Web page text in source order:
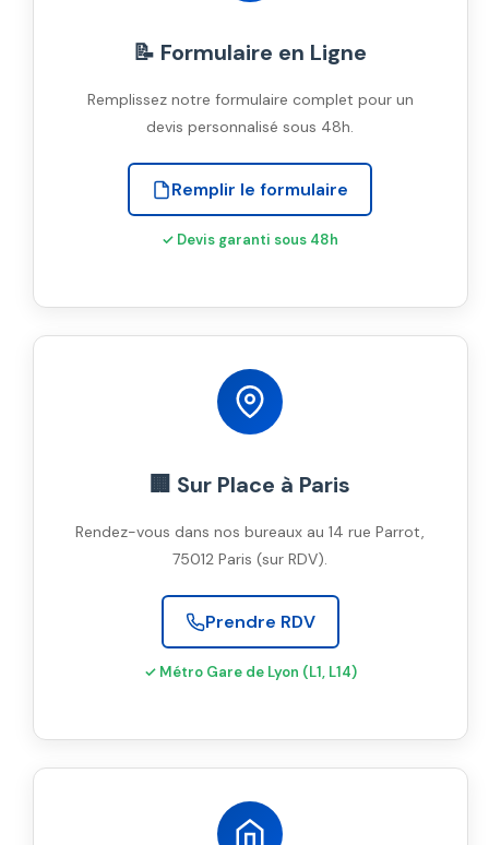
📝 Formulaire en Ligne
Remplissez notre formulaire complet pour un
devis personnalisé sous 48h.
Remplir le formulaire
✓ Devis garanti sous 48h
🏢 Sur Place à Paris
Rendez-vous dans nos bureaux au 14 rue Parrot,
75012 Paris (sur RDV).
Prendre RDV
✓ Métro Gare de Lyon (L1, L14)